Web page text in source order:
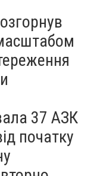
37 АЗК
початку